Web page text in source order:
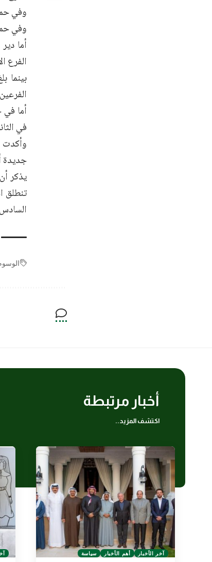
وفي حماة، بلغ عدد النزلاء
وفي حمص، سجل 13
الفرع
في
وأكدت
جديدة
يذكر
تنطلق
أخبار مرتبطة
اكتشف المزيد..
آخر الأخبار أهم الأخبار سياسة